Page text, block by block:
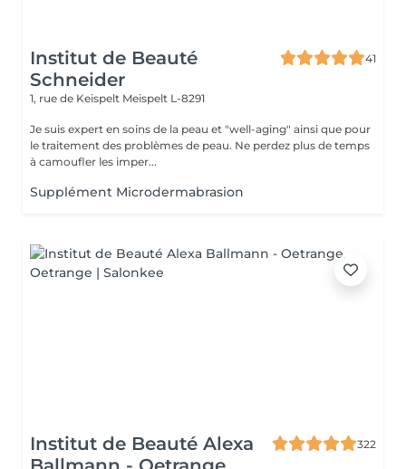
Institut de Beauté
Schneider
41
1, rue de Keispelt Meispelt L-8291
Je suis expert en soins de la peau et "well-aging" ainsi que pour
le traitement des problèmes de peau. Ne perdez plus de temps
à camoufler les imper...
Supplément Microdermabrasion
Institut de Beauté Alexa
322